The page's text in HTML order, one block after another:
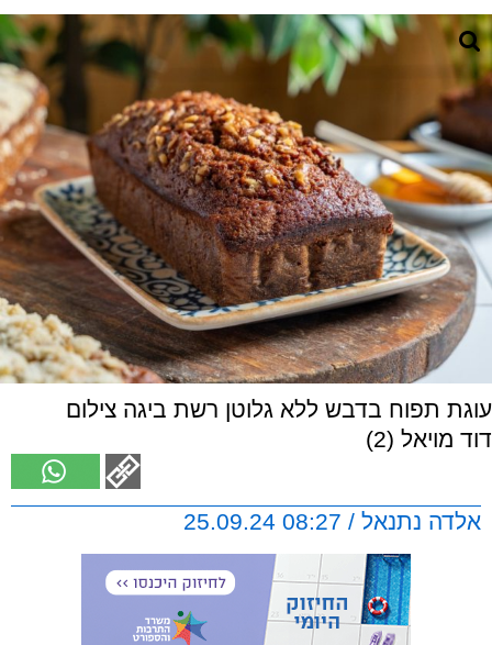
עוגת תפוח בדבש ללא גלוטן רשת ביגה צילום
דוד מויאל (2)
אלדה נתנאל / 08:27 25.09.24